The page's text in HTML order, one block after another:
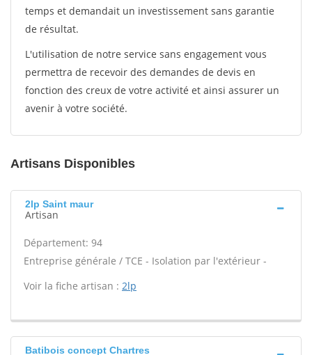
temps et demandait un investissement sans garantie
de résultat.
L'utilisation de notre service sans engagement vous
permettra de recevoir des demandes de devis en
fonction des creux de votre activité et ainsi assurer un
avenir à votre société.
Artisans Disponibles
2lp Saint maur
Artisan
Département: 94
Entreprise générale / TCE - Isolation par l'extérieur -
Voir la fiche artisan : 2lp
Batibois concept Chartres